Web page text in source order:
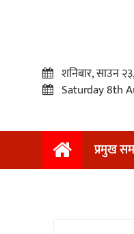
प्रमुख
शनिबार, साउन
Saturday 8th
प्रमुख